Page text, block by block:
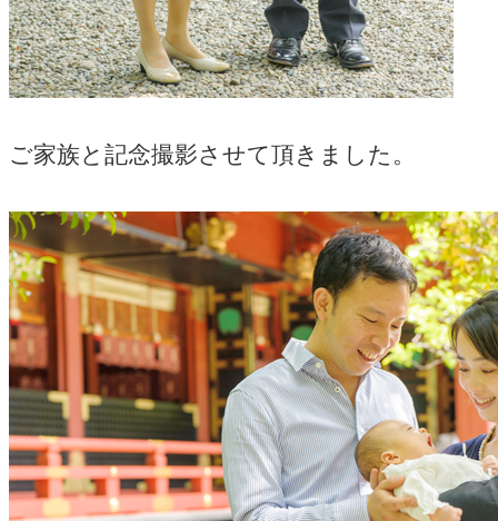
ご家族と記念撮影させて頂きました。